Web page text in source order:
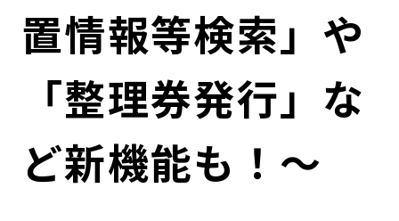
置情報等検索」や
「整理券発行」な
ど新機能も！～